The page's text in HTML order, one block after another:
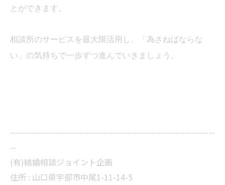
とができます。
相談所のサービスを最大限活用し、「為さねばならな
い」の気持ちで一歩ずつ進んでいきましょう。
--------------------------------------------------------------------
--
(有)結婚相談ジョイント企画
住所 : 山口県宇部市中尾1-11-14-5